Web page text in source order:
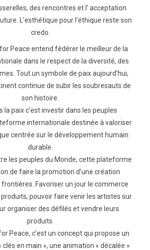
des rencontres et l’ acceptation
L'esthétique pour l'éthique reste son
credo.
Peace entend fédérer le meilleur de la
dans le respect de la diversité, des
Tout un symbole de paix aujourd'hui,
continue de subir les soubresauts de
son histoire.
la paix c'est investir dans les peuples
internationale destinée à valoriser
centrée sur le développement humain
durable.
les peuples du Monde, cette plateforme
de faire la promotion d'une création
Favoriser un jour le commerce
pouvoir faire venir les artistes sur
organiser des défilés et vendre leurs
produits.
Peace, c’est un concept qui propose un
clés en main », une animation « décalée »